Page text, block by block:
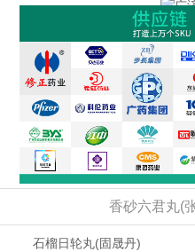
香砂六君丸(
石榴日轮丸(固晟丹)